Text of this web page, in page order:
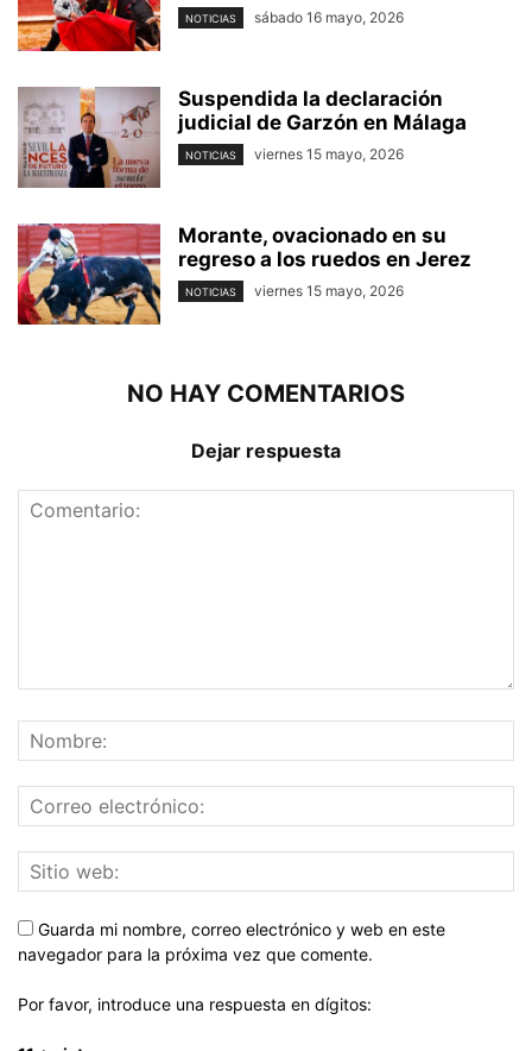
NOTICIAS sábado 16 mayo, 2026
Suspendida la declaración
judicial de Garzón en Málaga
NOTICIAS viernes 15 mayo, 2026
Morante, ovacionado en su
regreso a los ruedos en Jerez
NOTICIAS viernes 15 mayo, 2026
NO HAY COMENTARIOS
Dejar respuesta
Guarda mi nombre, correo electrónico y web en este
navegador para la próxima vez que comente.
Por favor, introduce una respuesta en dígitos: